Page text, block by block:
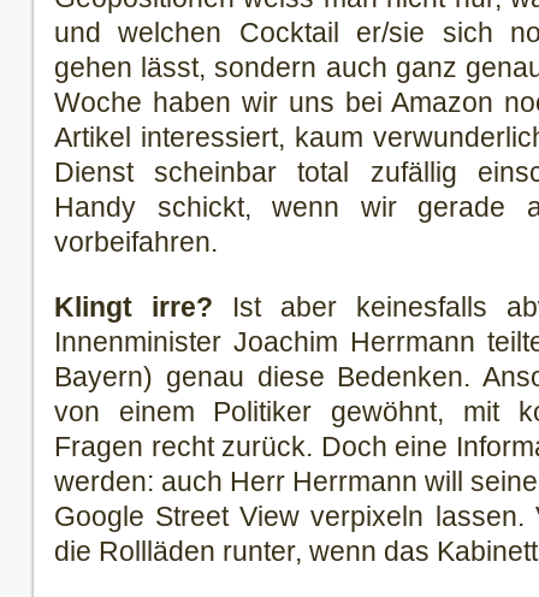
und welchen Cocktail er/sie sich
gehen lässt, sondern auch ganz
Woche haben wir uns bei Amazon
Artikel interessiert, kaum
Dienst scheinbar total zufällig
Handy schickt, wenn wir gerade
vorbeifahren.
Klingt irre? Ist aber keinesfalls
Innenminister Joachim Herrmann
Bayern) genau diese Bedenken.
von einem Politiker gewöhnt, mit
Fragen recht zurück. Doch eine
werden: auch Herr Herrmann will
Google Street View verpixeln
die Rollläden runter, wenn das